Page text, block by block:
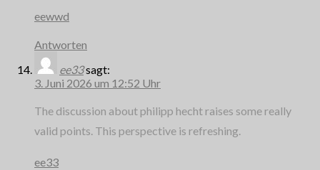
eewwd
Antworten
ee33sagt:
3. Juni 2026 um 12:52 Uhr
The discussion about philipp hecht raises some really
valid points. This perspective is refreshing.
ee33